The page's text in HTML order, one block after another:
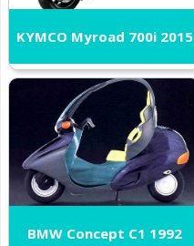
KYMCO Myroad 700i 2015
BMW Concept C1 1992